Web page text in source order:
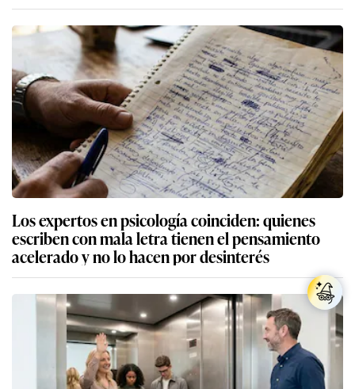
Los expertos en psicología coinciden: quienes
escriben con mala letra tienen el pensamiento
acelerado y no lo hacen por desinterés